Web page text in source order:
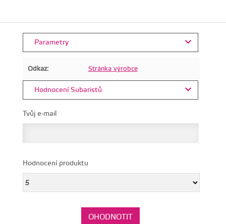
Parametry
Odkaz: Stránka výrobce
Hodnocení Subaristů
Tvůj e-mail
Hodnocení produktu